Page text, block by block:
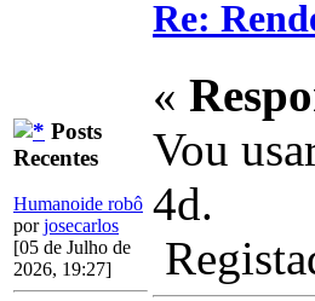
Posts
Recentes
Humanoide robô
porjosecarlos
[05 de Julho de
2026, 19:27]
Re:
«
Vou
4d.